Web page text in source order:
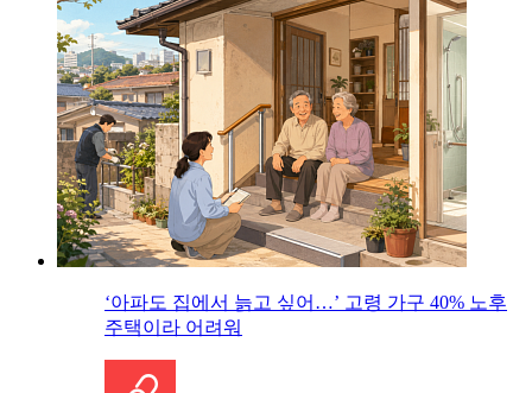
‘아파도 집에서 늙고 싶어…’ 고령 가구 40% 노후
주택이라 어려워